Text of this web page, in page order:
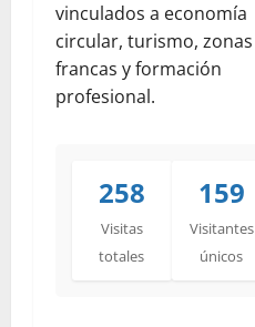
vinculados a economía
circular, turismo, zonas
francas y formación
profesional.
258
Visitas
totales
159
Visitantes
únicos